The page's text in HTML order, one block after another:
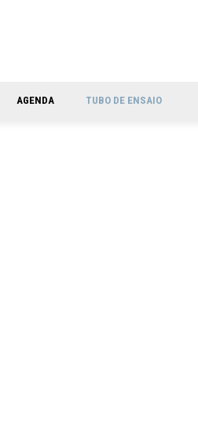
AGENDA TUBO DE ENSAIO